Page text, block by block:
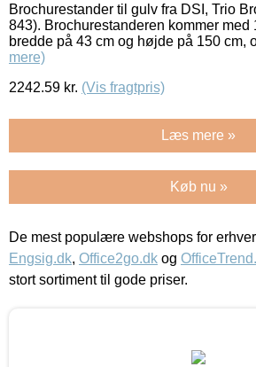
Brochurestander til gulv fra DSI, Trio
843). Brochurestanderen kommer med
bredde på 43 cm og højde på 150 cm,
mere)
2242.59 kr. (Vis fragtpris)
Læs mere »
Køb nu »
De mest populære webshops for
Engsig.dk, Office2go.dk og
stort sortiment til gode priser.